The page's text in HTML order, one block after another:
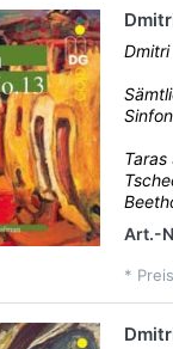
Taras
Art.-
*